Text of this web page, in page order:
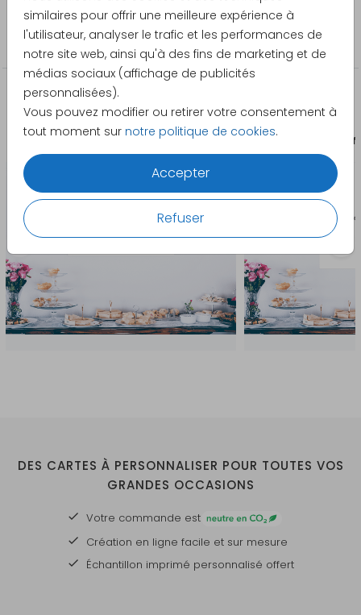
similaires pour offrir une meilleure expérience à
l'utilisateur, analyser le trafic et les performances de
notre site web, ainsi qu'à des fins de marketing et de
médias sociaux (affichage de publicités
personnalisées).
Vous pouvez modifier ou retirer votre consentement à
tout moment sur notre politique de cookies.
Accepter
Refuser
Catégorie
Faire-part de mariage
La papeterie assortie
DES CARTES À PERSONNALISER POUR TOUTES VOS
GRANDES OCCASIONS
Votre commande est
Création en ligne facile et sur mesure
Échantillon imprimé personnalisé offert